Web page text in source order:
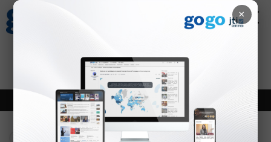
×
Зурхай
8.08
Онцлох Шинэ